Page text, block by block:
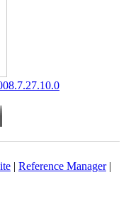
|Reference Manager